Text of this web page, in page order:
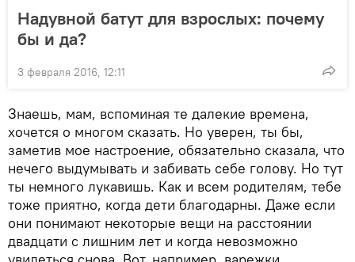
Надувной батут для взрослых: почему
бы и да?
3 февраля 2016, 12:11
Знаешь, мам, вспоминая те далекие времена,
хочется о многом сказать. Но уверен, ты бы,
заметив мое настроение, обязательно сказала, что
нечего выдумывать и забивать себе голову. Но тут
ты немного лукавишь. Как и всем родителям, тебе
тоже приятно, когда дети благодарны. Даже если
они понимают некоторые вещи на расстоянии
двадцати с лишним лет и когда невозможно